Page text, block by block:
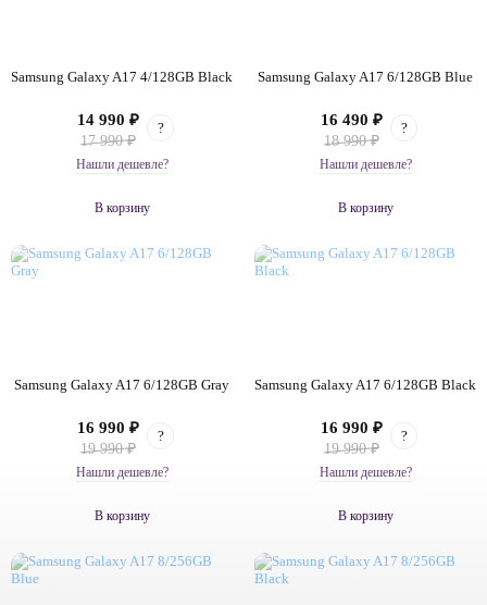
Samsung Galaxy A17 4/128GB Black
14 990 ₽
17 990 ₽
?
Нашли дешевле?
В корзину
Samsung Galaxy A17 6/128GB Blue
16 490 ₽
18 990 ₽
?
Нашли дешевле?
В корзину
Samsung Galaxy A17 6/128GB Gray
16 990 ₽
19 990 ₽
?
Нашли дешевле?
В корзину
Samsung Galaxy A17 6/128GB Black
16 990 ₽
19 990 ₽
?
Нашли дешевле?
В корзину